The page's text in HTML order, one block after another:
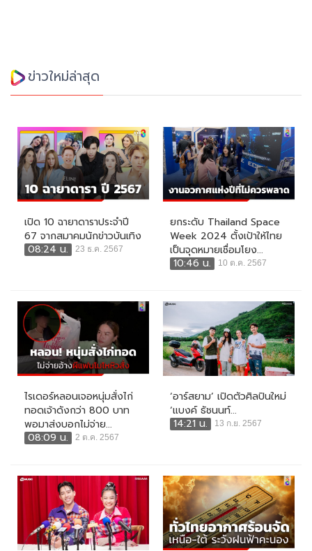
ข่าวใหม่ล่าสุด
เปิด 10 ฉายาดาราประจำปี
67 จากสมาคมนักข่าวบันเทิง
08:24 น.
23 ธ.ค. 2567
ยกระดับ Thailand Space
Week 2024 ตั้งเป้าให้ไทย
เป็นจุดหมายเชื่อมโยง...
10:46 น.
10 ต.ค. 2567
ไรเดอร์หลอนเจอหนุ่มสั่งไก่
ทอดเจ้าดังกว่า 800 บาท
พอมาส่งบอกไม่จ่าย...
08:09 น.
2 ต.ค. 2567
‘อาร์สยาม’ เปิดตัวศิลปินใหม่
‘แบงค์ ธัชนนท์...
14:21 น.
13 ก.ย. 2567